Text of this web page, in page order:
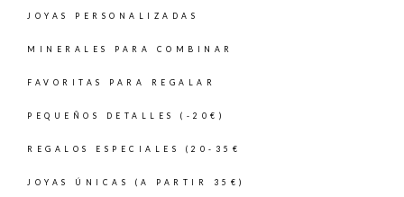
JOYAS PERSONALIZADAS
MINERALES PARA COMBINAR
FAVORITAS PARA REGALAR
PEQUEÑOS DETALLES (-20€)
REGALOS ESPECIALES (20-35€
JOYAS ÚNICAS (A PARTIR 35€)